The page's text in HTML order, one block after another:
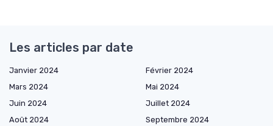
Les articles par date
Janvier 2024
Février 2024
Mars 2024
Mai 2024
Juin 2024
Juillet 2024
Août 2024
Septembre 2024